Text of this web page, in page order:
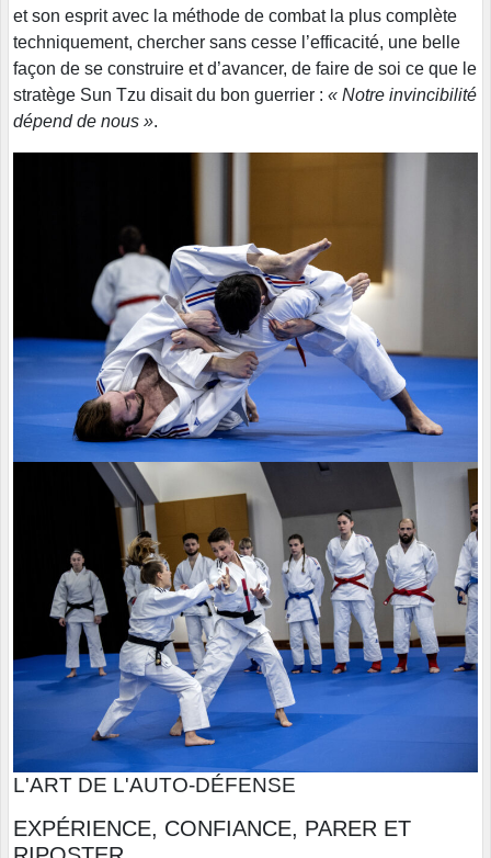
et son esprit avec la méthode de combat la plus complète
techniquement, chercher sans cesse l’efficacité, une belle
façon de se construire et d’avancer, de faire de soi ce que le
stratège Sun Tzu disait du bon guerrier : « Notre invincibilité
dépend de nous ».
L'ART DE L'AUTO-DÉFENSE
EXPÉRIENCE, CONFIANCE, PARER ET